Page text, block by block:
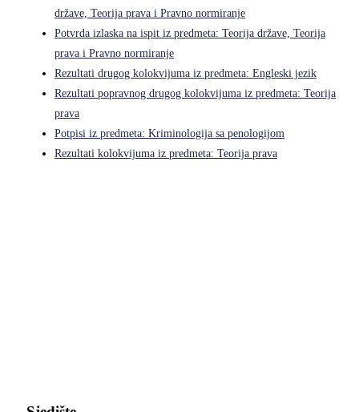
države, Teorija prava i Pravno normiranje
Potvrda izlaska na ispit iz predmeta: Teorija države, Teorija
prava i Pravno normiranje
Rezultati drugog kolokvijuma iz predmeta: Engleski jezik
Rezultati popravnog drugog kolokvijuma iz predmeta: Teorija
prava
Potpisi iz predmeta: Kriminologija sa penologijom
Rezultati kolokvijuma iz predmeta: Teorija prava